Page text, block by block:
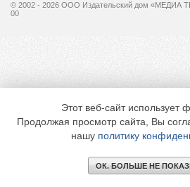
© 2002 - 2026 OOO Издательский дом «МЕДИА
00
Этот веб-сайт использует
Продолжая просмотр сайта, Вы
нашу политику
ОК. БОЛЬШЕ НЕ